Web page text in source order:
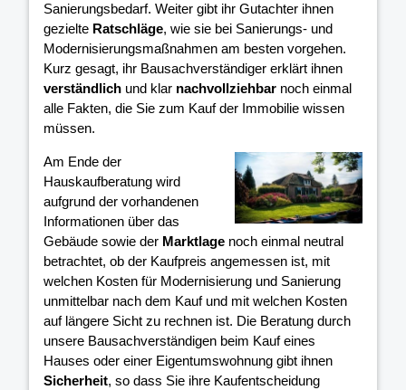
Sanierungsbedarf. Weiter gibt ihr Gutachter ihnen
gezielte Ratschläge, wie sie bei Sanierungs- und
Modernisierungsmaßnahmen am besten vorgehen.
Kurz gesagt, ihr Bausachverständiger erklärt ihnen
verständlich und klar nachvollziehbar noch einmal
alle Fakten, die Sie zum Kauf der Immobilie wissen
müssen.
Am Ende der
Hauskaufberatung wird
aufgrund der vorhandenen
Informationen über das
Gebäude sowie der Marktlage noch einmal neutral
betrachtet, ob der Kaufpreis angemessen ist, mit
welchen Kosten für Modernisierung und Sanierung
unmittelbar nach dem Kauf und mit welchen Kosten
auf längere Sicht zu rechnen ist. Die Beratung durch
unsere Bausachverständigen beim Kauf eines
Hauses oder einer Eigentumswohnung gibt ihnen
Sicherheit, so dass Sie ihre Kaufentscheidung